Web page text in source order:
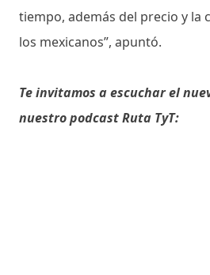
tiempo, además del precio y la
los mexicanos”, apuntó.
Te invitamos a escuchar el
nuestro podcast Ruta TyT: